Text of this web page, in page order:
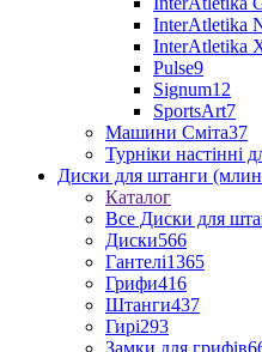
InterAtletika
InterAtletika
Pulse9
Signum12
SportsArt7
Машини Сміта37
Турніки настінні
Диски для штанги
Каталог
Все Диски для
Диски566
Гантелі1365
Грифи416
Штанги437
Гирі293
Замки для грифів